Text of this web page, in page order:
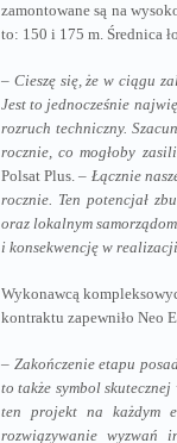
zamontowane są na
to: 150 i 175 m. Średnica
– Cieszę się, że w ciągu
Jest to jednocześnie
rozruch techniczny.
rocznie, co mogłoby
Polsat Plus. – Łącznie
rocznie. Ten potencjał
oraz lokalnym
i konsekwencję w
Wykonawcą
kontraktu zapewniło Neo
– Zakończenie etapu
to także symbol
ten projekt na każdym
rozwiązywanie wyzwań